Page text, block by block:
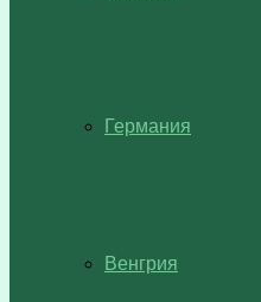
Германия
Венгрия